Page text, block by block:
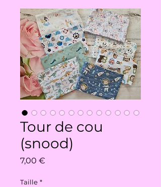
Tour de cou
(snood)
7,00 €
Taille *